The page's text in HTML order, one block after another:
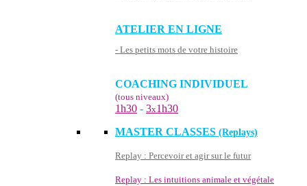
ATELIER EN LIGNE
- Les petits mots de votre histoire
COACHING INDIVIDUEL
(tous niveaux)
1h30 - 3x1h30
MASTER CLASSES (Replays)
Replay : Percevoir et agir sur le futur
Replay : Les intuitions animale et végétale